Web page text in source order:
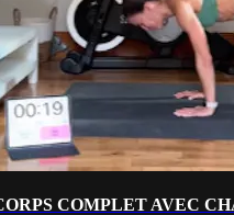
COMPLET AVEC